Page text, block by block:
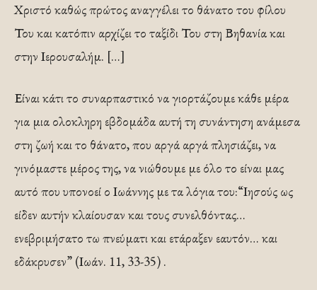
Χριστό καθώς πρώτος αναγγέλει το θάνατο του φίλου
Του και κατόπιν αρχίζει το ταξίδι Του στη Βηθανία και
στην Ιερουσαλήμ. […]
Είναι κάτι το συναρπαστικό να γιορτάζουμε κάθε μέρα
για μια ολοκληρη εβδομάδα αυτή τη συνάντηση ανάμεσα
στη ζωή και το θάνατο, που αργά αργά πλησιάζει, να
γινόμαστε μέρος της, να νιώθουμε με όλο το είναι μας
αυτό που υπονοεί ο Ιωάννης με τα λόγια του:“Ιησούς ως
είδεν αυτήν κλαίουσαν και τους συνελθόντας…
ενεβριμήσατο τω πνεύματι και ετάραξεν εαυτόν… και
εδάκρυσεν” (Ιωάν. 11, 33-35) .